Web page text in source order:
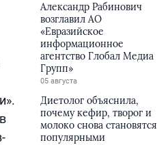
Александр Рабинович
возглавил АО
«Евразийское
информационное
агентство Глобал Медиа
Групп»
05 августа
Диетолог объяснила,
почему кефир, творог и
молоко снова становятся
популярными